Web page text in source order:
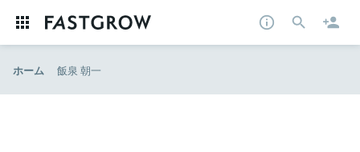
ホーム 飯泉 朝一